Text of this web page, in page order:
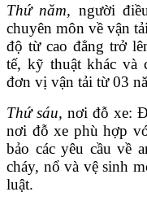
Thứ năm, người
chuyên môn về vận
độ từ cao đẳng trở
tế, kỹ thuật khác và
đơn vị vận tải từ 03
Thứ sáu, nơi đỗ xe:
nơi đỗ xe phù hợp
bảo các yêu cầu về
cháy, nổ và vệ sinh
luật.